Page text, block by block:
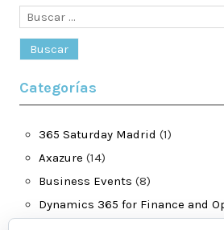
Buscar:
Categorías
365 Saturday Madrid (1)
Axazure (14)
Business Events (8)
Dynamics 365 for Finance and